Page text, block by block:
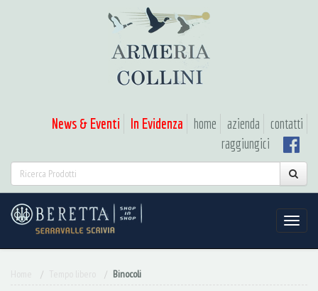
News & Eventi In Evidenza home azienda
contatti
raggiungici
Binocoli